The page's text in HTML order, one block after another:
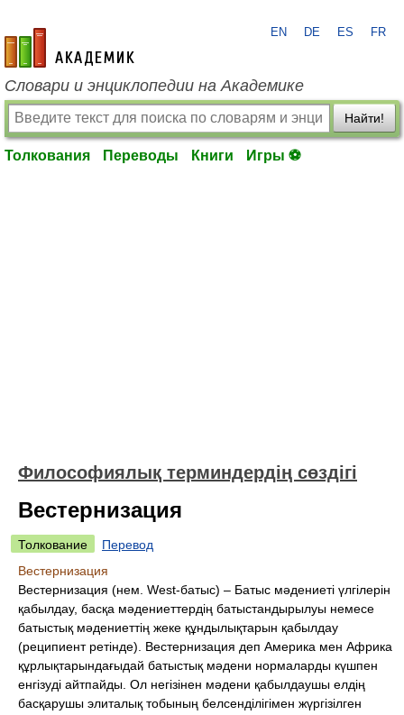
academic.ru
EN DE ES FR
Словари и энциклопедии на Академике
Найти!
Толкования Переводы Книги Игры ⚽
Философиялық терминдердің сөздігі
Вестернизация
Толкование
Перевод
Вестернизация
Вестернизация (нем. West-батыс) – Батыс мәдениеті үлгілерін
қабылдау, басқа мәдениеттердің батыстандырылуы немесе
батыстық мәдениеттің жеке құндылықтарын қабылдау
(реципиент ретінде). Вестернизация деп Америка мен Африка
құрлықтарындағыдай батыстық мәдени нормаларды күшпен
енгізуді айтпайды. Ол негізінен мәдени қабылдаушы елдің
басқарушы элиталық тобының белсенділігімен жүргізілген